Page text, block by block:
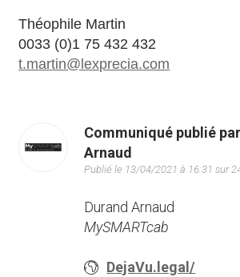
Théophile Martin
0033 (0)1 75 432 432
t.martin@lexprecia.com
Communiqué publié
Arnaud
Publié le 13/04/2021 à 16:31 sur
Durand Arnaud
MySMARTcab
DejaVu.legal/